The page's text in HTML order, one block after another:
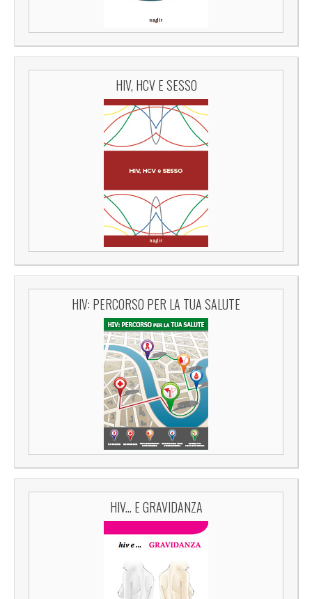
HIV, HCV E SESSO
HIV: PERCORSO PER LA TUA SALUTE
HIV... E GRAVIDANZA